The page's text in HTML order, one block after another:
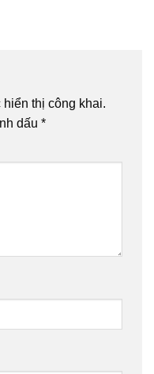
thị công khai.
dấu *